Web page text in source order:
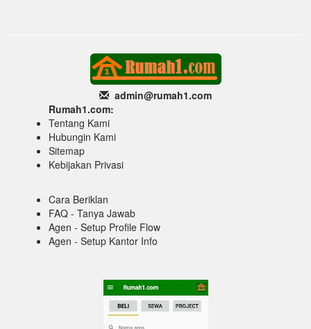
admin@rumah1.com
Rumah1.com:
Tentang Kami
Hubungin Kami
Sitemap
Kebijakan Privasi
Cara Beriklan
FAQ - Tanya Jawab
Agen - Setup Profile Flow
Agen - Setup Kantor Info